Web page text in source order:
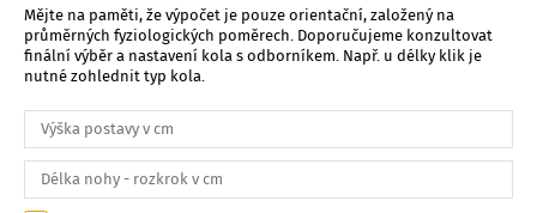
Mějte na paměti, že výpočet je pouze orientační, založený na
průměrných fyziologických poměrech. Doporučujeme konzultovat
finální výběr a nastavení kola s odborníkem. Např. u délky klik je
nutné zohlednit typ kola.